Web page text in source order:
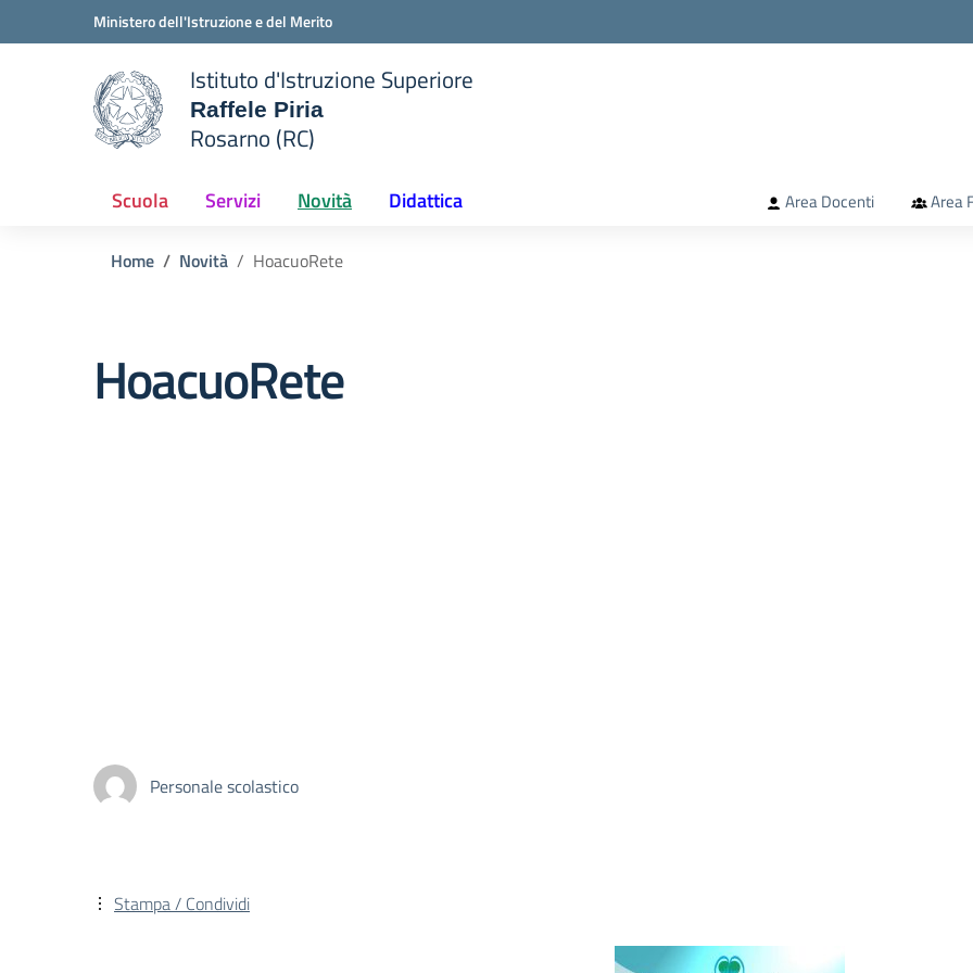
Vai ai contenuti
Vai al menu di navigazioneMinistero dell'Istruzione e del Merito
scuola
Istituto d'Istruzione Superiore
Raffele Piria
Rosarno (RC)
Scuola Servizi Novità Didattica Area Docenti Area
Home Novità HoacuoRete
HoacuoRete
Personale scolastico
Stampa / Condividi